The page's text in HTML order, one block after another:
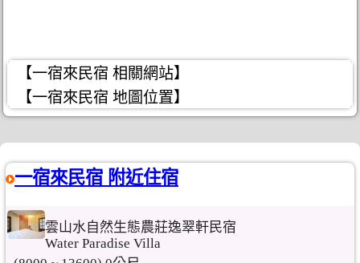
【一宿來民宿 相關網站】
【一宿來民宿 地圖位置】
一宿來民宿 附近住宿
雲山水自然生態農莊逸翠軒民宿
Water Paradise Villa